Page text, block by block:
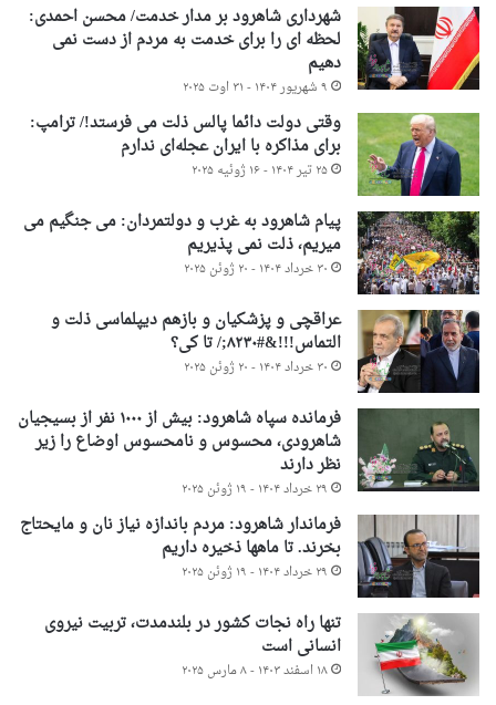
شهرداری شاهرود بر مدار خدمت/ محسن احمدی:
لحظه ای را برای خدمت به مردم از دست نمی
دهیم
۹ شهریور ۱۴۰۴ - ۳۱ اوت ۲۰۲۵
وقتی دولت دائما پالس ذلت می فرستد!/ ترامپ:
برای مذاکره با ایران عجله‌ای ندارم
۲۵ تیر ۱۴۰۴ - ۱۶ ژوئیه ۲۰۲۵
پیام شاهرود به غرب و دولتمردان: می جنگیم می
میریم، ذلت نمی پذیریم
۳۰ خرداد ۱۴۰۴ - ۲۰ ژوئن ۲۰۲۵
عراقچی و پزشکیان و بازهم دیپلماسی ذلت و
التماس!!!&#۸۲۳۰;/ تا کی؟
۳۰ خرداد ۱۴۰۴ - ۲۰ ژوئن ۲۰۲۵
فرمانده سپاه شاهرود: بیش از ۱۰۰۰ نفر از بسیجیان
شاهرودی، محسوس و نامحسوس اوضاع را زیر
نظر دارند
۲۹ خرداد ۱۴۰۴ - ۱۹ ژوئن ۲۰۲۵
فرماندار شاهرود: مردم باندازه نیاز نان و مایحتاج
بخرند. تا ماهها ذخیره داریم
۲۹ خرداد ۱۴۰۴ - ۱۹ ژوئن ۲۰۲۵
تنها راه نجات کشور در بلندمدت، تربیت نیروی
انسانی است
۱۸ اسفند ۱۴۰۳ - ۸ مارس ۲۰۲۵